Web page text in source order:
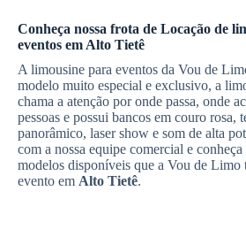
Conheça nossa frota de Locação de
eventos em Alto Tietê
A limousine para eventos da Vou de
modelo muito especial e exclusivo, a
chama a atenção por onde passa, onde
pessoas e possui bancos em couro rosa,
panorâmico, laser show e som de alta
com a nossa equipe comercial e conheça
modelos disponíveis que a Vou de Limo
evento em Alto Tietê.